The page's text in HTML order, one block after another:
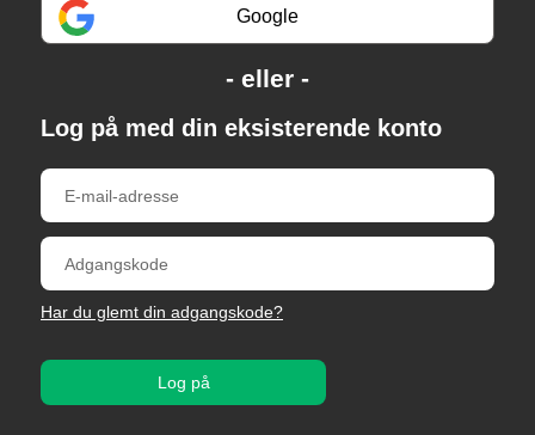
Google
Log på med din eksisterende konto
Har du glemt din adgangskode?
Log på